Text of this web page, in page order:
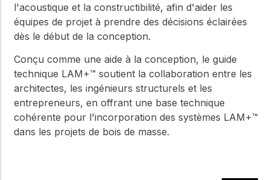
l'acoustique et la constructibilité, afin d'aider les
équipes de projet à prendre des décisions éclairées
dès le début de la conception.
Conçu comme une aide à la conception, le guide
technique LAM+™ soutient la collaboration entre les
architectes, les ingénieurs structurels et les
entrepreneurs, en offrant une base technique
cohérente pour l'incorporation des systèmes LAM+™
dans les projets de bois de masse.